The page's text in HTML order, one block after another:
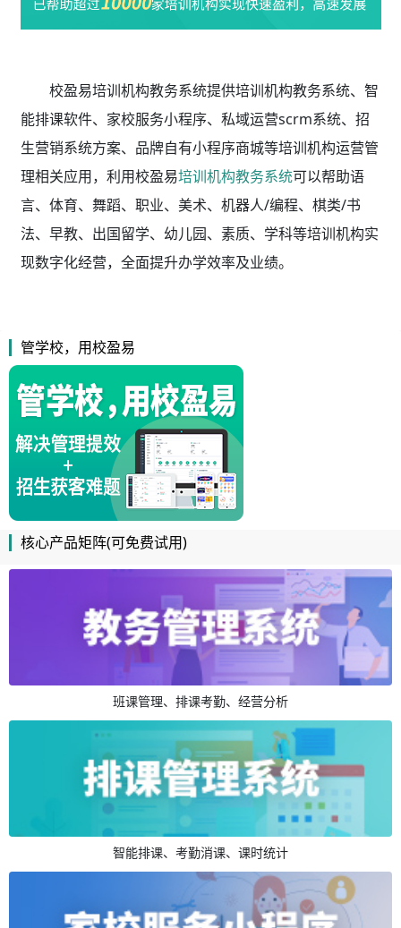
校盈易培训机构教务系统提供培训机构教务系统、智
能排课软件、家校服务小程序、私域运营scrm系统、招
生营销系统方案、品牌自有小程序商城等培训机构运营管
理相关应用，利用校盈易培训机构教务系统可以帮助语
言、体育、舞蹈、职业、美术、机器人/编程、棋类/书
法、早教、出国留学、幼儿园、素质、学科等培训机构实
现数字化经营，全面提升办学效率及业绩。
管学校，用校盈易
核心产品矩阵(可免费试用)
班课管理、排课考勤、经营分析
智能排课、考勤消课、课时统计